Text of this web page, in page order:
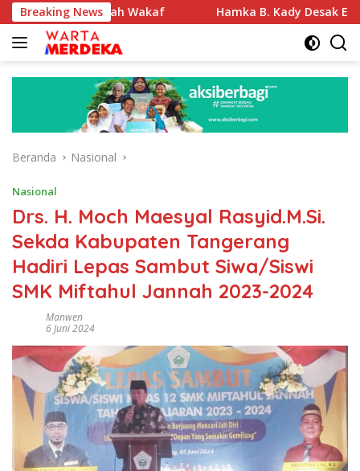
Langsung
ke
konten
Breaking News
Wakaf Hamka B. Kady Desak Evaluasi
Beranda Nasional
Nasional
Drs. H. Moch Maesyal Rasyid.M.Si.
Sekda Kabupaten Tangerang
Hadiri Lepas Sambut Siwa/Siswi
SMK Miftahul Jannah 2023-2024
Manwen
6 Juni 2024